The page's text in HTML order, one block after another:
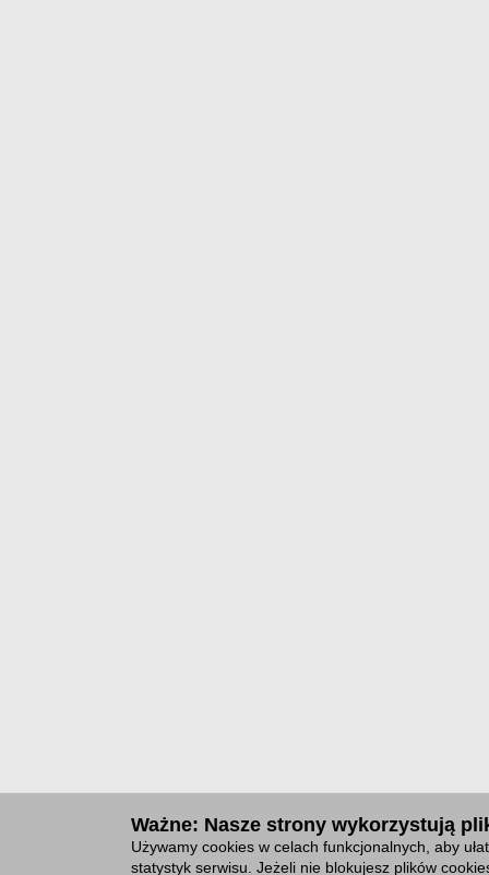
Ważne: Nasze strony wykorzystują
Używamy cookies w celach funkcjonalnych, aby
statystyk serwisu. Jeżeli nie blokujesz plików